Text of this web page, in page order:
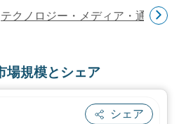
テクノロジー・メディア・通信研
場規模とシェア
シェア